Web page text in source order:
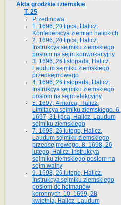
Akta grodzkie i ziemskie
T. 25
Przedmowa
1. 1696, 20 lipca, Halicz.
Konfederacya ziemian halickich
2. 1696, 20 lipca, Halicz.
Instrukcya sejmiku ziemskiego
posłom na sejm konwokacyjny
3. 1696, 26 listopada, Halicz.
Laudum sejmiku ziemskiego
przedsejmowego
4. 1696, 26 listopada, Halicz.
Instrukcya sejmiku ziemskiego
posłom na sejm elekcyjny
5. 1697, 4 marca, Halicz.
Limitacya sejmiku ziemskiego. 6.
1697, 31 lipca, Halicz. Laudum
sejmiku ziemskiego
7. 1698, 26 lutego, Halicz.
Laudum sejmiku ziemskiego
przedsejmowego. 8. 1698, 26
lutego, Halicz. Instrukcya
sejmiku ziemskiego posłom na
sejm walny
9. 1698, 26 lutego, Halicz.
Instrukcya sejmiku ziemskiego
posłom do hetmanów
koronnych. 10. 1699, 28
kwietnia, Halicz. Laudum